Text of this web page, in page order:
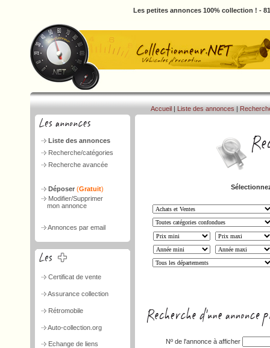
Les petites annonces 100% collection ! -
Liste des annonces
Recherche/catégories
Recherche avancée
Déposer (Gratuit)
Modifier/Supprimer
mon annonce
Annonces par email
Certificat de vente
Assurance collection
Rétromobile
Auto-collection.org
Echange de liens
Accueil | Liste des annonces |
Nº de l'annonce à afficher